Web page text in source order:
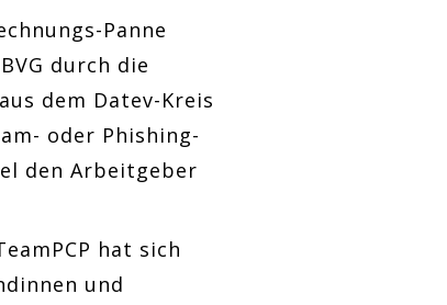
Panne
durch die
dem Datev-Kreis
oder Phishing-
den Arbeitgeber
hat sich
und